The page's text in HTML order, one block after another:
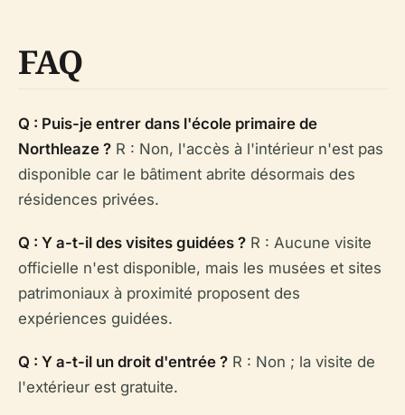
FAQ
Q : Puis-je entrer dans l'école primaire de
Northleaze ? R : Non, l'accès à l'intérieur n'est pas
disponible car le bâtiment abrite désormais des
résidences privées.
Q : Y a-t-il des visites guidées ? R : Aucune visite
officielle n'est disponible, mais les musées et sites
patrimoniaux à proximité proposent des
expériences guidées.
Q : Y a-t-il un droit d'entrée ? R : Non ; la visite de
l'extérieur est gratuite.